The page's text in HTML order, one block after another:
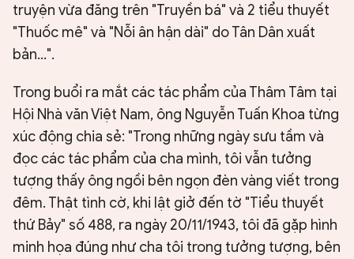
truyện vừa đăng trên "Truyền bá" và 2 tiểu thuyết
"Thuốc mê" và "Nỗi ân hận dài" do Tân Dân xuất
bản…".
Trong buổi ra mắt các tác phẩm của Thâm Tâm tại
Hội Nhà văn Việt Nam, ông Nguyễn Tuấn Khoa từng
xúc động chia sẻ: "Trong những ngày sưu tầm và
đọc các tác phẩm của cha mình, tôi vẫn tưởng
tượng thấy ông ngồi bên ngọn đèn vàng viết trong
đêm. Thật tình cờ, khi lật giở đến tờ "Tiểu thuyết
thứ Bảy" số 488, ra ngày 20/11/1943, tôi đã gặp hình
minh họa đúng như cha tôi trong tưởng tượng, bên